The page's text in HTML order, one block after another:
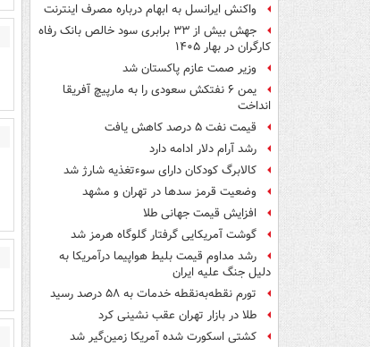
واکنش ایرانسل به ابهام درباره مصرف اینترنت
جهش بیش از ۳۳ برابری سود خالص بانک رفاه
کارگران در بهار ۱۴۰۵
وزیر صمت عازم پاکستان شد
یمن ۶ نفتکش سعودی را به مارپیچ آفریقا
انداخت
قیمت نفت ۵ درصد کاهش یافت
رشد آرام دلار ادامه دارد
کالابرگ کودکان دارای سوءتغذیه شارژ شد
وضعیت قرمز سدها در تهران و مشهد
افزایش قیمت جهانی طلا
گوشت آمریکایی گرفتار گلوگاه هرمز شد
رشد مداوم قیمت بلیط هواپیما درآمریکا به
دلیل جنگ علیه ایران
تورم نقطه‌به‌نقطه خدمات به ۵۸ درصد رسید
طلا در بازار تهران عقب نشینی کرد
کشتی اسکورت شده آمریکا زمین‌گیر شد